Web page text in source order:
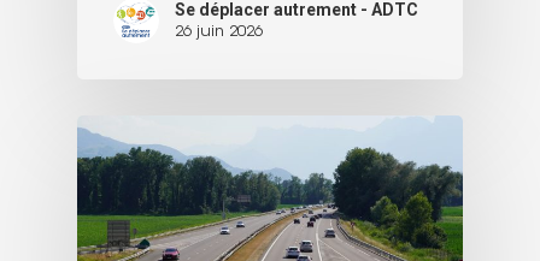
Se déplacer autrement - ADTC
26 juin 2026